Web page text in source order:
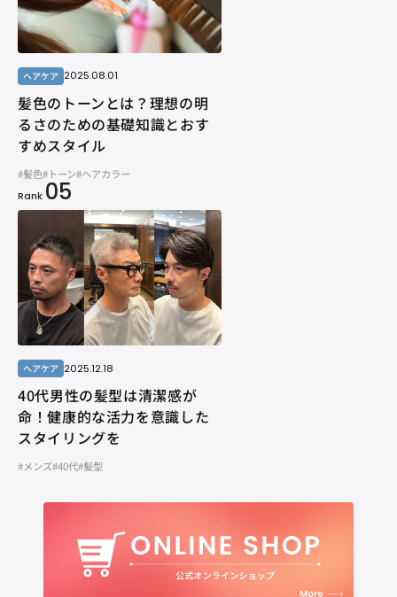
ヘアケア 2025.08.01
髪色のトーンとは？理想の明
るさのための基礎知識とおす
すめスタイル
#髪色#トーン#ヘアカラー
Rank 05
ヘアケア 2025.12.18
40代男性の髪型は清潔感が
命！健康的な活力を意識した
スタイリングを
#メンズ#40代#髪型